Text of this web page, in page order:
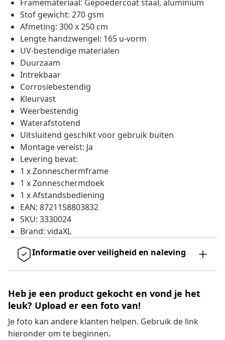
Framemateriaal: Gepoedercoat staal, aluminium
Stof gewicht: 270 gsm
Afmeting: 300 x 250 cm
Lengte handzwengel: 165 u-vorm
UV-bestendige materialen
Duurzaam
Intrekbaar
Corrosiebestendig
Kleurvast
Weerbestendig
Waterafstotend
Uitsluitend geschikt voor gebruik buiten
Montage vereist: Ja
Levering bevat:
1 x Zonneschermframe
1 x Zonneschermdoek
1 x Afstandsbediening
EAN: 8721158803832
SKU: 3330024
Brand: vidaXL
Informatie over veiligheid en naleving
Heb je een product gekocht en vond je het
leuk? Upload er een foto van!
Je foto kan andere klanten helpen. Gebruik de link
hieronder om te beginnen.